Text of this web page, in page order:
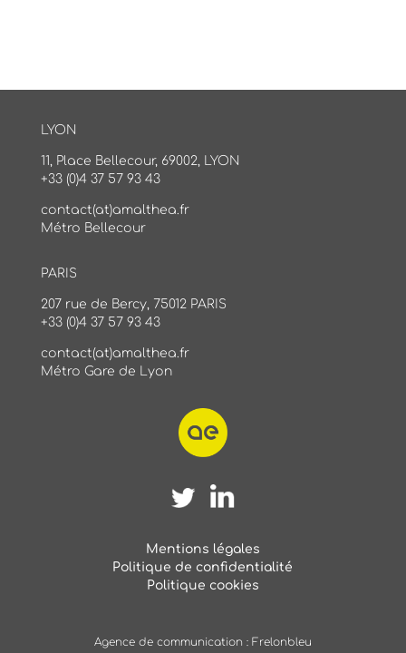
LYON
11, Place Bellecour, 69002, LYON
+33 (0)4 37 57 93 43
contact(at)amalthea.fr
Métro Bellecour
PARIS
207 rue de Bercy, 75012 PARIS
+33 (0)4 37 57 93 43
contact(at)amalthea.fr
Métro Gare de Lyon
Mentions légales
Politique de confidentialité
Politique cookies
Agence de communication : Frelonbleu